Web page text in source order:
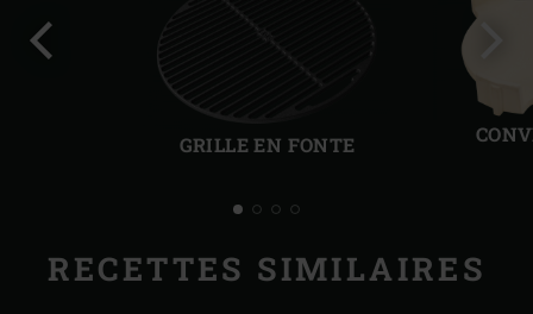
GRILLE EN FONTE
RECETTES SIMILAIRES